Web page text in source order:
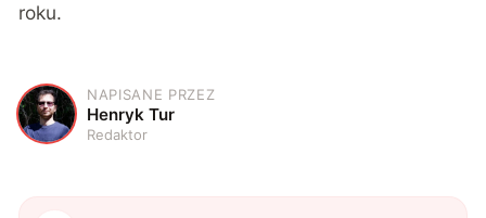
roku.
H
NAPISANE PRZEZ
Henryk Tur
Redaktor